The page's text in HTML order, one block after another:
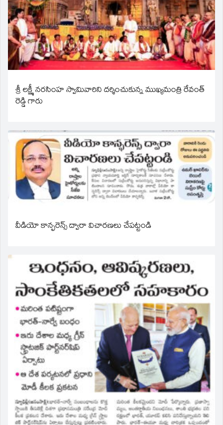
శ్రీ లక్ష్మీ నరసింహ స్వామివారిని దర్శించుకున్న ముఖ్యమంత్రి రేవంత్
రెడ్డి గారు
వీడియో కాన్ఫరెన్స్ ద్వారా విచారణలు చేపట్టండి